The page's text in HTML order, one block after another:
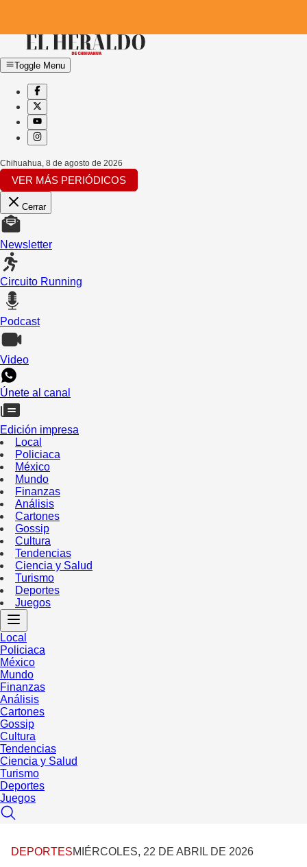
Toggle Menu
Chihuahua 8 de agosto de 2026
VER MÁS PERIÓDICOS
Cerrar
Newsletter
Circuito Running
Podcast
Video
Únete al canal
Edición impresa
Local
Policiaca
México
Mundo
Finanzas
Análisis
Cartones
Gossip
Cultura
Tendencias
Ciencia y Salud
Turismo
Deportes
Juegos
Local
Policiaca
México
Mundo
Finanzas
Análisis
Cartones
Gossip
Cultura
Tendencias
Ciencia y Salud
Turismo
Deportes
Juegos
DEPORTESMIÉRCOLES, 22 DE ABRIL DE 2026